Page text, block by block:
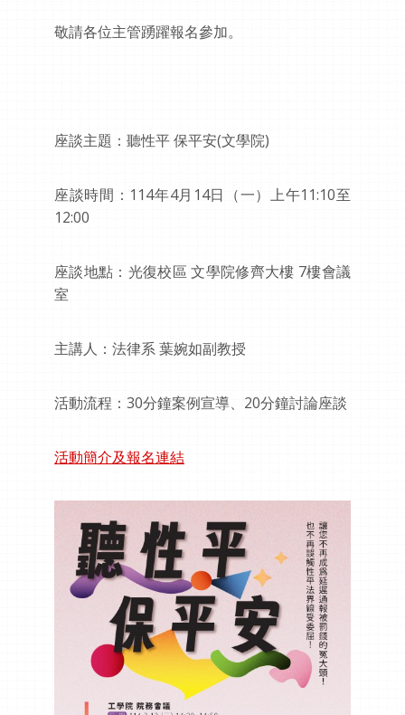
敬請各位主管踴躍報名參加。
座談主題：聽性平 保平安(文學院)
座談時間：114年4月14日（一）上午11:10至
12:00
座談地點：光復校區 文學院修齊大樓 7樓會議
室
主講人：法律系 葉婉如副教授
活動流程：30分鐘案例宣導、20分鐘討論座談
活動簡介及報名連結